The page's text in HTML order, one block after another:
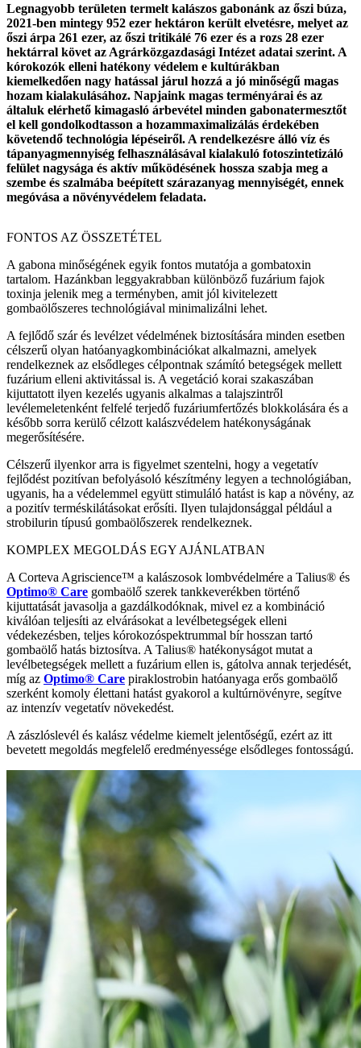
Legnagyobb területen termelt kalászos gabonánk az őszi búza,
2021-ben mintegy 952 ezer hektáron került elvetésre, melyet az
őszi árpa 261 ezer, az őszi tritikálé 76 ezer és a rozs 28 ezer
hektárral követ az Agrárközgazdasági Intézet adatai szerint. A
kórokozók elleni hatékony védelem e kultúrákban
kiemelkedően nagy hatással járul hozzá a jó minőségű magas
hozam kialakulásához. Napjaink magas terményárai és az
általuk elérhető kimagasló árbevétel minden gabonatermesztőt
el kell gondolkodtasson a hozammaximalizálás érdekében
követendő technológia lépéseiről. A rendelkezésre álló víz és
tápanyagmennyiség felhasználásával kialakuló fotoszintetizáló
felület nagysága és aktív működésének hossza szabja meg a
szembe és szalmába beépített szárazanyag mennyiségét, ennek
megóvása a növényvédelem feladata.
FONTOS AZ ÖSSZETÉTEL
A gabona minőségének egyik fontos mutatója a gombatoxin
tartalom. Hazánkban leggyakrabban különböző fuzárium fajok
toxinja jelenik meg a terményben, amit jól kivitelezett
gombaölőszeres technológiával minimalizálni lehet.
A fejlődő szár és levélzet védelmének biztosítására minden esetben
célszerű olyan hatóanyagkombinációkat alkalmazni, amelyek
rendelkeznek az elsődleges célpontnak számító betegségek mellett
fuzárium elleni aktivitással is. A vegetáció korai szakaszában
kijuttatott ilyen kezelés ugyanis alkalmas a talajszintről
levélemeletenként felfelé terjedő fuzáriumfertőzés blokkolására és a
később sorra kerülő célzott kalászvédelem hatékonyságának
megerősítésére.
Célszerű ilyenkor arra is figyelmet szentelni, hogy a vegetatív
fejlődést pozitívan befolyásoló készítmény legyen a technológiában,
ugyanis, ha a védelemmel együtt stimuláló hatást is kap a növény, az
a pozitív terméskilátásokat erősíti. Ilyen tulajdonsággal például a
strobilurin típusú gombaölőszerek rendelkeznek.
KOMPLEX MEGOLDÁS EGY AJÁNLATBAN
A Corteva Agriscience™ a kalászosok lombvédelmére a Talius® és
Optimo® Care gombaölő szerek tankkeverékben történő
kijuttatását javasolja a gazdálkodóknak, mivel ez a kombináció
kiválóan teljesíti az elvárásokat a levélbetegségek elleni
védekezésben, teljes kórokozóspektrummal bír hosszan tartó
gombaölő hatás biztosítva. A Talius® hatékonyságot mutat a
levélbetegségek mellett a fuzárium ellen is, gátolva annak terjedését,
míg az Optimo® Care piraklostrobin hatóanyaga erős gombaölő
szerként komoly élettani hatást gyakorol a kultúrnövényre, segítve
az intenzív vegetatív növekedést.
A zászlóslevél és kalász védelme kiemelt jelentőségű, ezért az itt
bevetett megoldás megfelelő eredményessége elsődleges fontosságú.